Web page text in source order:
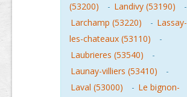
(53200)
- Landivy (53190)
-
Larchamp (53220)
- Lassay-
les-chateaux (53110)
-
Laubrieres (53540)
-
Launay-villiers (53410)
-
Laval (53000)
- Le bignon-